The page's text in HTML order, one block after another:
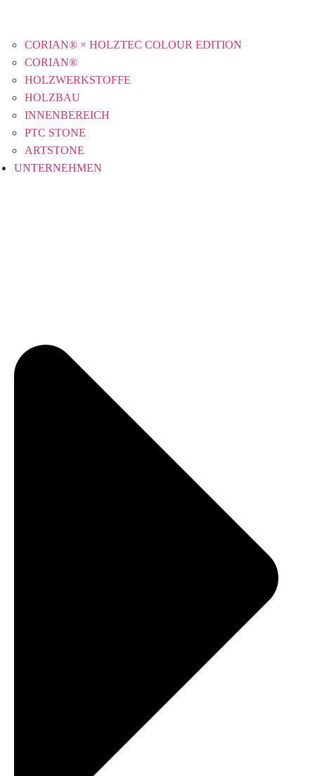
CORIAN® × HOLZTEC COLOUR EDITION
CORIAN®
HOLZWERKSTOFFE
HOLZBAU
INNENBEREICH
PTC STONE
ARTSTONE
UNTERNEHMEN